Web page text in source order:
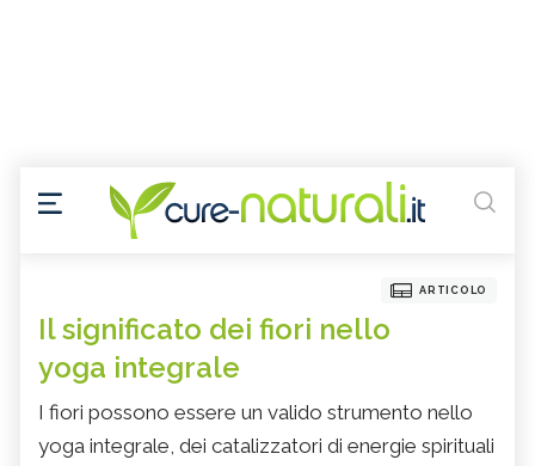
ARTICOLO
Il significato dei fiori nello
yoga integrale
I fiori possono essere un valido strumento nello
yoga integrale, dei catalizzatori di energie spirituali